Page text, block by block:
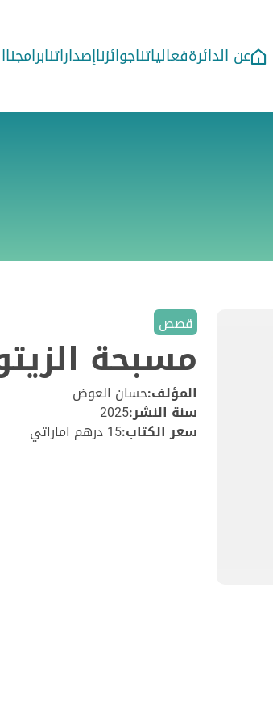
عن الدائرةفعالياتناجوائزناإصداراتنابرامجنا
قصص
مسبحة
المؤلف:حسان العوض
سنة النشر:2025
سعر الكتاب:15 درهم اماراتي